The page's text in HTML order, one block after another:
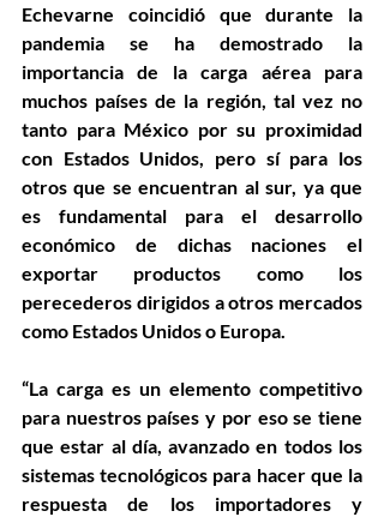
Echevarne coincidió que durante la
pandemia se ha demostrado la
importancia de la carga aérea para
muchos países de la región, tal vez no
tanto para México por su proximidad
con Estados Unidos, pero sí para los
otros que se encuentran al sur, ya que
es fundamental para el desarrollo
económico de dichas naciones el
exportar productos como los
perecederos dirigidos a otros mercados
como Estados Unidos o Europa.
“La carga es un elemento competitivo
para nuestros países y por eso se tiene
que estar al día, avanzado en todos los
sistemas tecnológicos para hacer que la
respuesta de los importadores y